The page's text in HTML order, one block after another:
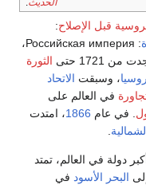
الحديث.
قبل الإصلاح:
: Российская империя،
1721 حتى
الثورة
، وسبقت الاتحاد
في العالم على
. في عام 1866، امتدت
.
دولة في العالم، تمتد
البحر الأسود في